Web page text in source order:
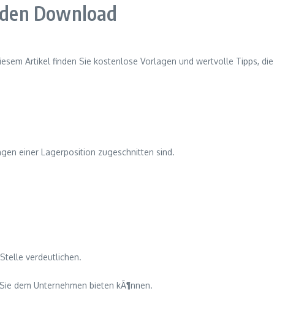
Download
Artikel finden Sie kostenlose Vorlagen und wertvolle Tipps, die
einer Lagerposition zugeschnitten sind.
verdeutlichen.
dem Unternehmen bieten kÃ¶nnen.